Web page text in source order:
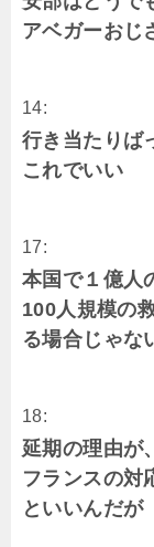
アベガーおじ
14:
行き当たりば
これでいい
17:
本国で１億人
100人規模の
る場合じゃな
18:
延期の理由が、
フランスの対
といいんだが